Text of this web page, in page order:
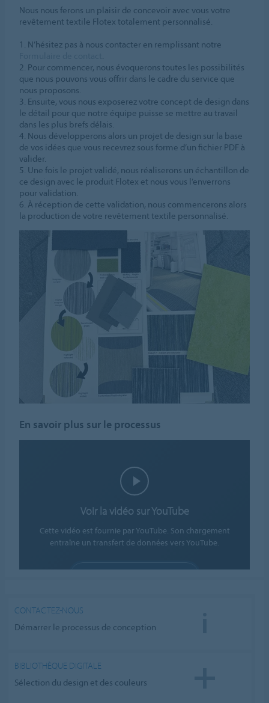
Nous nous ferons un plaisir de concevoir avec vous votre
revêtement textile Flotex totalement personnalisé.
1. N’hésitez pas à nous contacter en remplissant notre
.
2. Pour commencer, nous évoquerons toutes les possibilités
que nous pouvons vous offrir dans le cadre du service que
nous proposons.
3. Ensuite, vous nous exposerez votre concept de design dans
le détail pour que notre équipe puisse se mettre au travail
dans les plus brefs délais.
4. Nous développerons alors un projet de design sur la base
de vos idées que vous recevrez sous forme d’un fichier PDF à
valider.
5. Une fois le projet validé, nous réaliserons un échantillon de
ce design avec le produit Flotex et nous vous l’enverrons
pour validation.
6. À réception de cette validation, nous commencerons alors
la production de votre revêtement textile personnalisé.
En savoir plus sur le processus
Voir la vidéo sur YouTube
Cette vidéo est fournie par YouTube. Son chargement
entraîne un transfert de données vers YouTube.
CONTACTEZ-NOUS
Démarrer le processus de conception
BIBLIOTHÈQUE DIGITALE
Sélection du design et des couleurs